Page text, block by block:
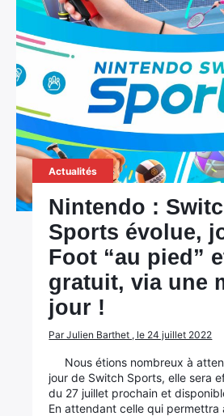
Actualités
Nintendo :
Sports évolue,
Foot “au pied”
gratuit, via une
jour !
Par Julien Barthet , le 24 juillet 2022
Nous étions nombreux à
jour de Switch Sports, elle sera
du 27 juillet prochain et
En attendant celle qui permettra